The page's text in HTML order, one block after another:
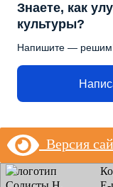
Знаете, как
культуры?
Напишите —
Версия